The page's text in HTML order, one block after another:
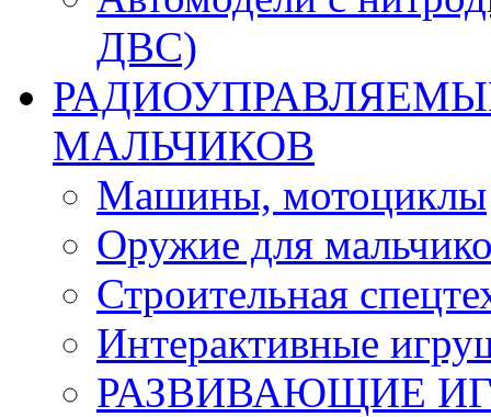
ДВС)
МАЛЬЧИКОВ
Машины, мотоциклы
Оружие для
Строительная
Интерактивные
РАЗВИВАЮЩИЕ